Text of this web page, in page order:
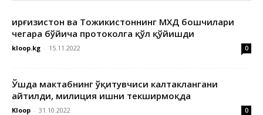
Қирғизистон ва Тожикистоннинг МХДҚ бошчилари
чегара бўйича протоколга қўл қўйишди
kloop.kg - 15.11.2022 0
Ўшда мактабнинг ўқитувчиси калтаклангани
айтилди, милиция ишни текширмоқда
Kloop - 31.10.2022 0